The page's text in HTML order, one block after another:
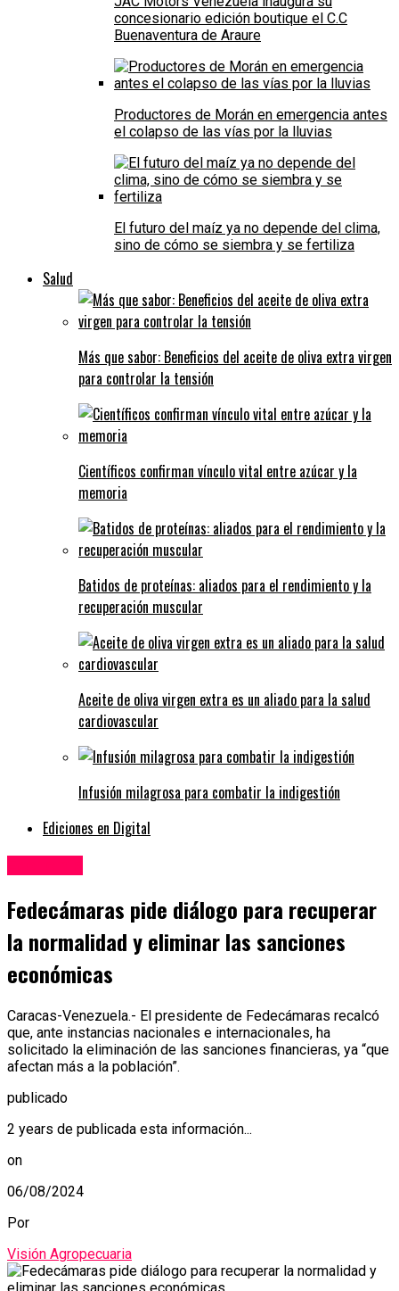
concesionario edición boutique el C.C
Buenaventura de Araure
Productores de Morán en emergencia antes
el colapso de las vías por la lluvias
El futuro del maíz ya no depende del clima,
sino de cómo se siembra y se fertiliza
Salud
Más que sabor: Beneficios del aceite de oliva extra virgen
para controlar la tensión
Científicos confirman vínculo vital entre azúcar y la
memoria
Batidos de proteínas: aliados para el rendimiento y la
recuperación muscular
Aceite de oliva virgen extra es un aliado para la salud
cardiovascular
Infusión milagrosa para combatir la indigestión
Ediciones en Digital
Fedecámaras pide diálogo para recuperar
la normalidad y eliminar las sanciones
económicas
Caracas-Venezuela.- El presidente de Fedecámaras recalcó
que, ante instancias nacionales e internacionales, ha
solicitado la eliminación de las sanciones financieras, ya “que
afectan más a la población”.
publicado
2 years de publicada esta información...
on
06/08/2024
Por
Visión Agropecuaria